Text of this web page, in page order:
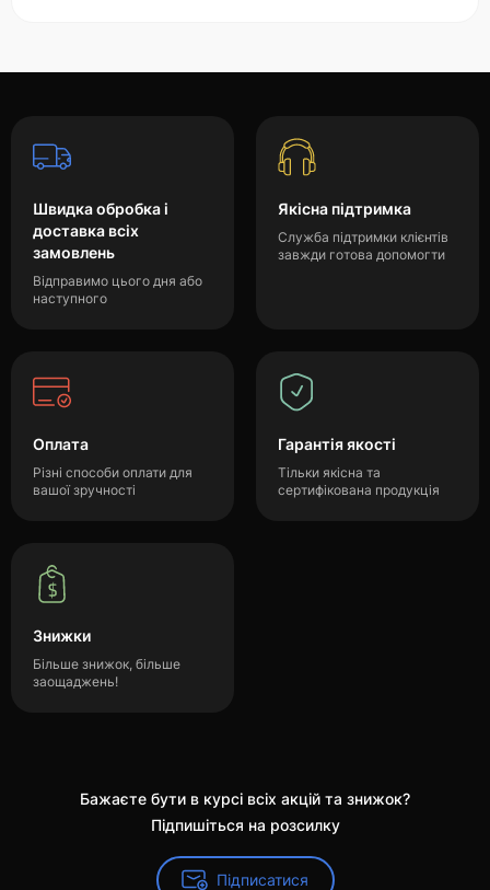
Швидка обробка і
доставка всіх
замовлень
Відправимо цього дня або
наступного
Якісна підтримка
Служба підтримки клієнтів
завжди готова допомогти
Оплата
Різні способи оплати для
вашої зручності
Гарантія якості
Тільки якісна та
сертифікована продукція
Знижки
Більше знижок, більше
заощаджень!
Бажаєте бути в курсі всіх акцій та знижок?
Підпишіться на розсилку
Підписатися